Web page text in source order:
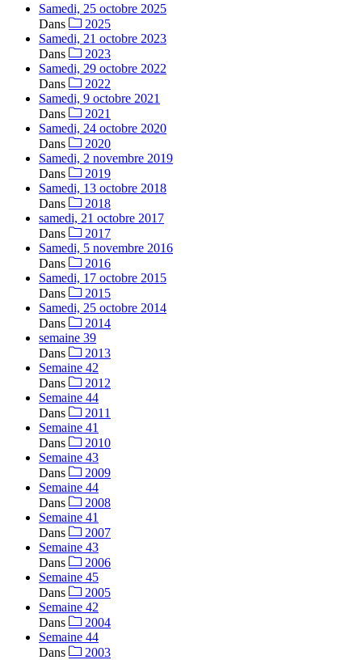
Samedi, 25 octobre 2025
Dans
2025
Samedi, 21 octobre 2023
Dans
2023
Samedi, 29 octobre 2022
Dans
2022
Samedi, 9 octobre 2021
Dans
2021
Samedi, 24 octobre 2020
Dans
2020
Samedi, 2 novembre 2019
Dans
2019
Samedi, 13 octobre 2018
Dans
2018
samedi, 21 octobre 2017
Dans
2017
Samedi, 5 novembre 2016
Dans
2016
Samedi, 17 octobre 2015
Dans
2015
Samedi, 25 octobre 2014
Dans
2014
semaine 39
Dans
2013
Semaine 42
Dans
2012
Semaine 44
Dans
2011
Semaine 41
Dans
2010
Semaine 43
Dans
2009
Semaine 44
Dans
2008
Semaine 41
Dans
2007
Semaine 43
Dans
2006
Semaine 45
Dans
2005
Semaine 42
Dans
2004
Semaine 44
Dans
2003